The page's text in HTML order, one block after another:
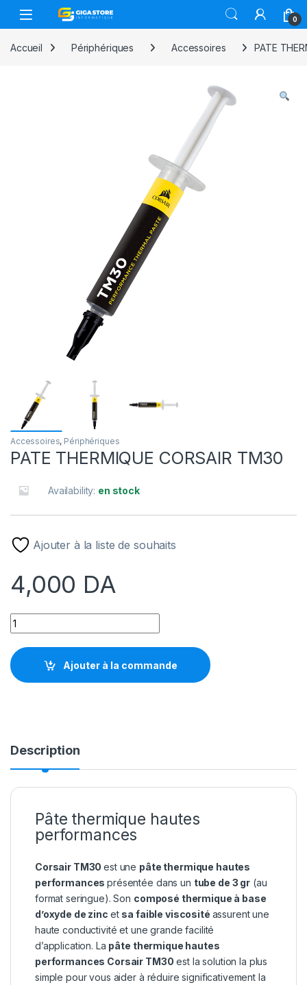
Skip to navigation
Skip to content
0
Accueil Périphériques Accessoires PATE
Accessoires, Périphériques
PATE THERMIQUE CORSAIR TM30
Availability: en stock
Ajouter à la liste de souhaits
4,000 DA
PATE THERMIQUE CORSAIR TM30 quantity
Ajouter à la commande
Description
Pâte thermique hautes
performances
Corsair TM30est une pâte thermique hautes
performancesprésentée dans un tube de 3 gr (au
format seringue). Son composé thermique à base
d’oxyde de zinc et sa faible viscosité assurent une
haute conductivité et une grande facilité
d’application. La pâte thermique hautes
performances Corsair TM30 est la solution la plus
simple pour vous aider à réduire significativement la